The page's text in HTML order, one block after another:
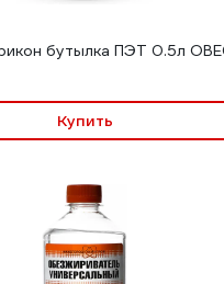
бутылка ПЭТ 0.5л
Купить